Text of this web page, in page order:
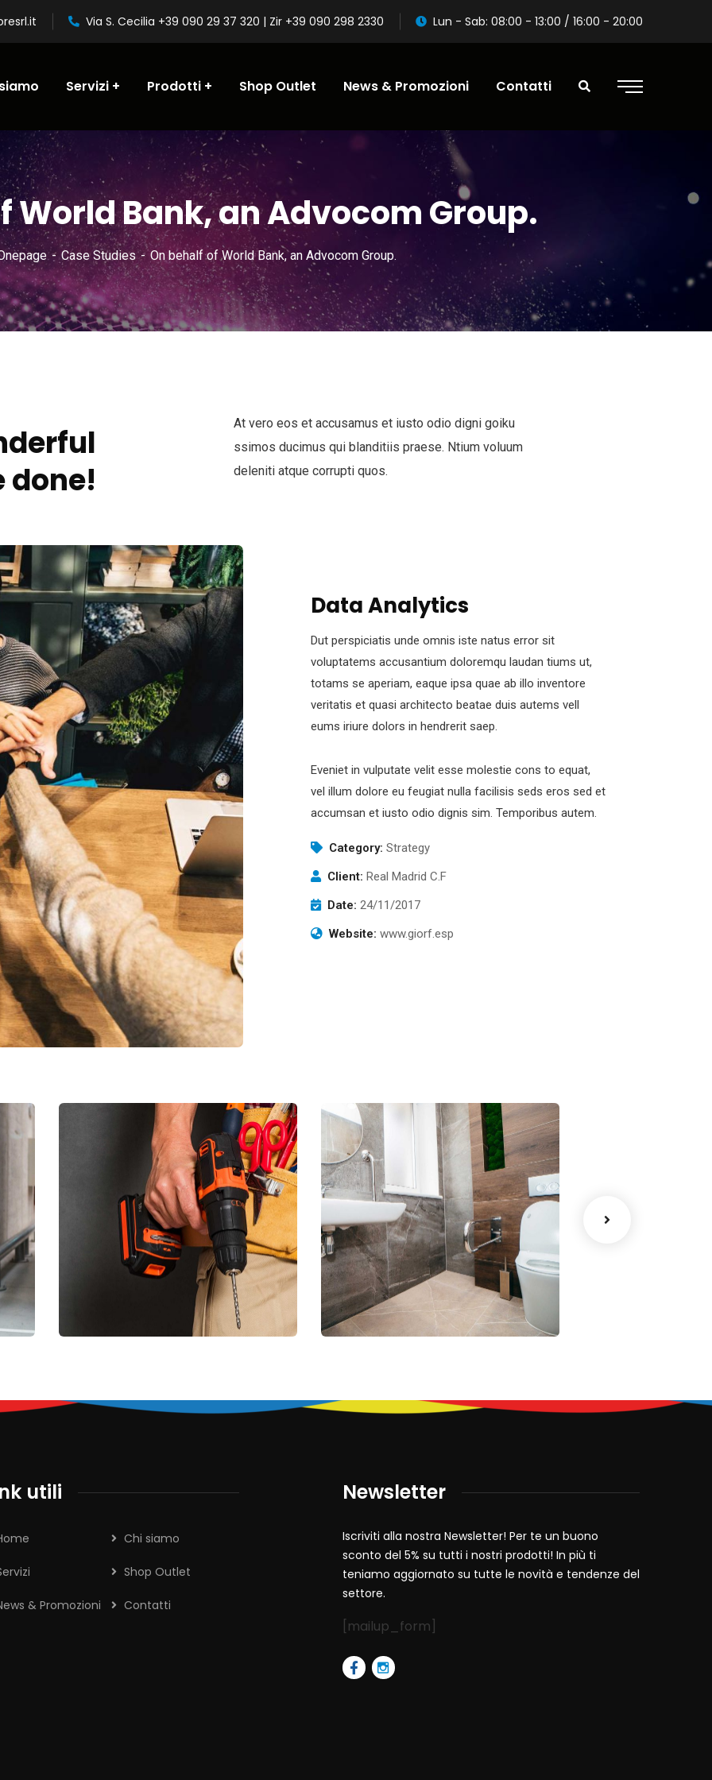
Via S. Cecilia +39 090 29 37 320 | Zir +39 090 298 2330 Lun - Sab: 08:00 - 13:00 / 16:00 - 20:00
Servizi Prodotti Shop Outlet News & Promozioni Contatti
World Bank, an Advocom Group.
Case Studies On behalf of World Bank, an Advocom Group.
done!
At vero eos et accusamus et iusto odio digni goiku
ssimos ducimus qui blanditiis praese. Ntium voluum
deleniti atque corrupti quos.
Data Analytics
Dut perspiciatis unde omnis iste natus error sit
voluptatems accusantium doloremqu laudan tiums ut,
totams se aperiam, eaque ipsa quae ab illo inventore
veritatis et quasi architecto beatae duis autems vell
eums iriure dolors in hendrerit saep.
Eveniet in vulputate velit esse molestie cons to equat,
vel illum dolore eu feugiat nulla facilisis seds eros sed et
accumsan et iusto odio dignis sim. Temporibus autem.
Category: Strategy
Client: Real Madrid C.F
Date: 24/11/2017
Website: www.giorf.esp
Attrezzatura
Ausili sanitari per
disabilità
Tecnica
utili
Chi siamo
Shop Outlet
& Promozioni Contatti
Newsletter
Iscriviti alla nostra Newsletter! Per te un buono
sconto del 5% su tutti i nostri prodotti! In più ti
teniamo aggiornato su tutte le novità e tendenze del
settore.
[mailup_form]